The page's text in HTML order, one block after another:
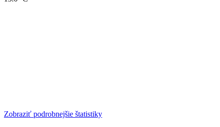
Zobraziť podrobnejšie štatistiky